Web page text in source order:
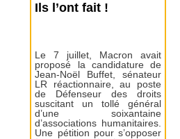
Ils l’ont fait !
Le 7 juillet, Macron avait
proposé la candidature de
Jean-Noël Buffet, sénateur
LR réactionnaire, au poste
de Défenseur des droits
suscitant un tollé général
d’une soixantaine
d’associations humanitaires.
Une pétition pour s’opposer